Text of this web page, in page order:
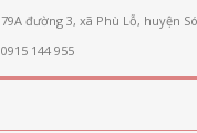
79A đường 3, xã Phù Lỗ, huyện
0915 144 955